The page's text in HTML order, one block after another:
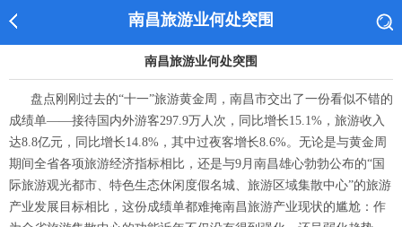
南昌旅游业何处突围
南昌旅游业何处突围
盘点刚刚过去的“十一”旅游黄金周，南昌市交出了一份看似不错的
成绩单——接待国内外游客297.9万人次，同比增长15.1%，旅游收入
达8.8亿元，同比增长14.8%，其中过夜客增长8.6%。无论是与黄金周
期间全省各项旅游经济指标相比，还是与9月南昌雄心勃勃公布的“国
际旅游观光都市、特色生态休闲度假名城、旅游区域集散中心”的旅游
产业发展目标相比，这份成绩单都难掩南昌旅游产业现状的尴尬：作